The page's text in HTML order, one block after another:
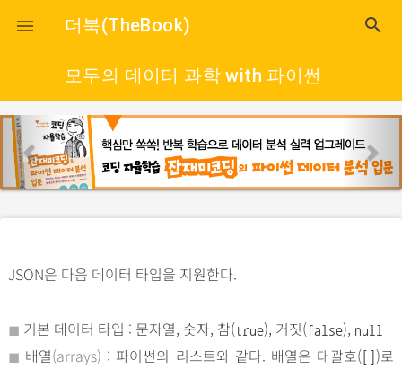
close
 더북(TheBook) search
모두의 데이터 과학 with 파이썬
p
r
e
u
e
x
JSON은 다음 데이터 타입을 지원한다.
◼︎ 기본 데이터 타입 : 문자열, 숫자, 참(true), 거짓(false), null
◼︎ 배열(arrays) : 파이썬의 리스트와 같다. 배열은 대괄호(
)로